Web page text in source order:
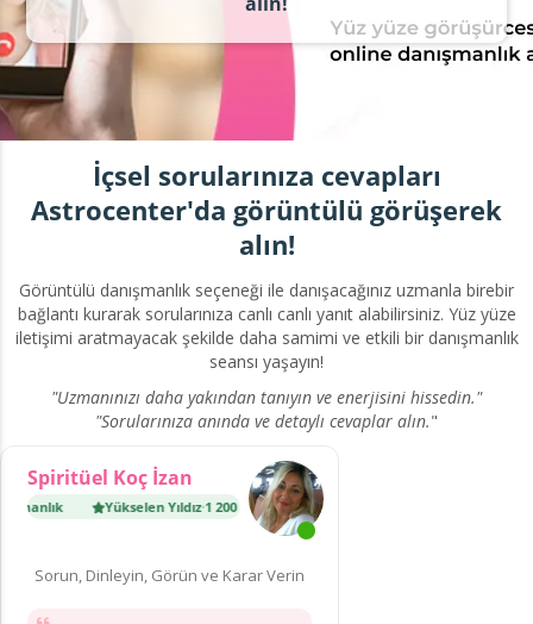
İçsel sorularınıza cevapları
Astrocenter'da görüntülü görüşerek
alın!
Görüntülü danışmanlık seçeneği ile danışacağınız uzmanla birebir
bağlantı kurarak sorularınıza canlı canlı yanıt alabilirsiniz. Yüz yüze
iletişimi aratmayacak şekilde daha samimi ve etkili bir danışmanlık
seansı yaşayın!
"Uzmanınızı daha yakından tanıyın ve enerjisini hissedin."
"Sorularınıza anında ve detaylı cevaplar alın."
Spiritüel Koç İzan
Yükselen Yıldız·1 200 danışmanlık
Sorun, Dinleyin, Görün ve Karar Verin